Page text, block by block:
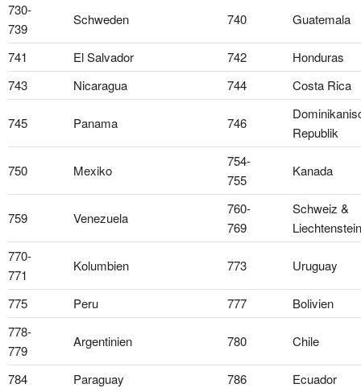
730-
739
Schweden 740 Guatemala
741 El Salvador 742
Honduras
743
Nicaragua 744 Costa Rica
745 Panama 746
Republik
750 Mexiko
754-
755
Kanada
759 Venezuela
760-
769
Schweiz &
Liechtenstein
770-
771
Kolumbien 773 Uruguay
775 Peru 777
Bolivien
778-
779
Argentinien 780 Chile
784 Paraguay 786
Ecuador